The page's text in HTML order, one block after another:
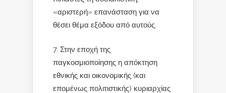
«αριστερή» επανάσταση για να
θέσει θέμα εξόδου από αυτούς.
Στην εποχή της
παγκοσμιοποίησης η απόκτηση
εθνικής και οικονομικής (και
επομένως πολιτιστικής) κυριαρχίας